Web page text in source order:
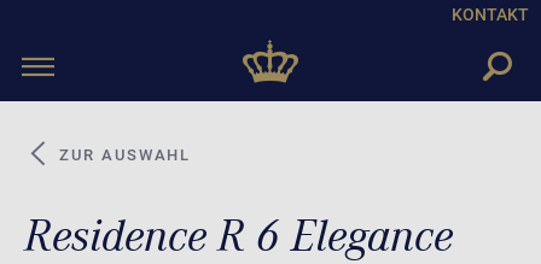
KONTAKT
Toggle
ZUR AUSWAHL
Residence R 6 Elegance